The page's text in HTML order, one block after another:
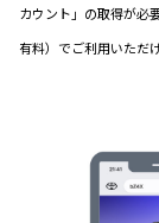
カウント」の取得が必
有料）でご利用いただけ